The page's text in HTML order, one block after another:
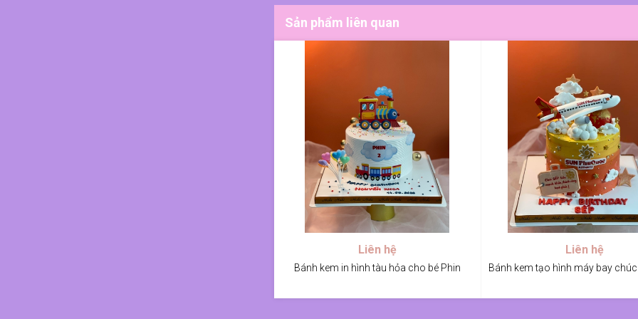
Sản phẩm liên quan
Liên hệ
Bánh kem in hình tàu hỏa cho bé Phin
Liên hệ